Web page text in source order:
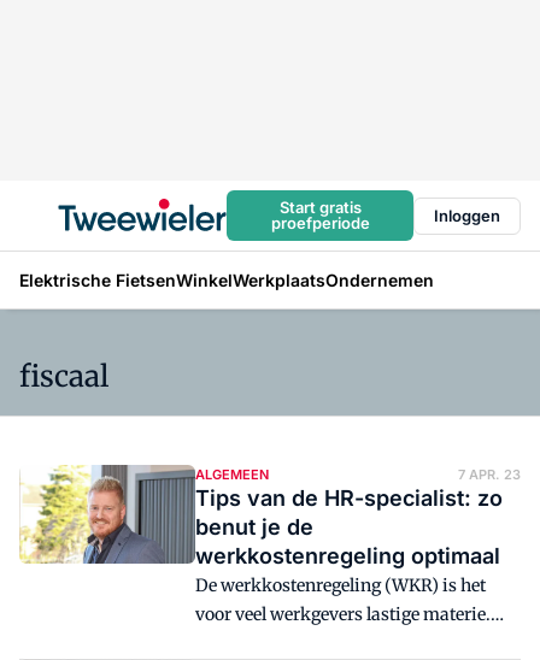
Start gratis
proefperiode
Inloggen
Elektrische FietsenWinkelWerkplaatsOndernemen
fiscaal
ALGEMEEN 7 APR. 23
Tips van de HR-specialist: zo
benut je de
werkkostenregeling optimaal
De werkkostenregeling (WKR) is het
voor veel werkgevers lastige materie.